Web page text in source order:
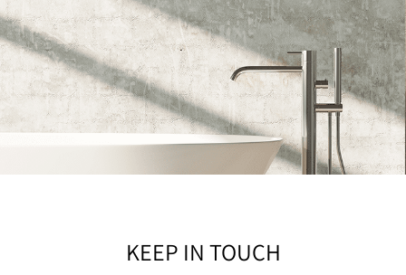
KEEP IN TOUCH